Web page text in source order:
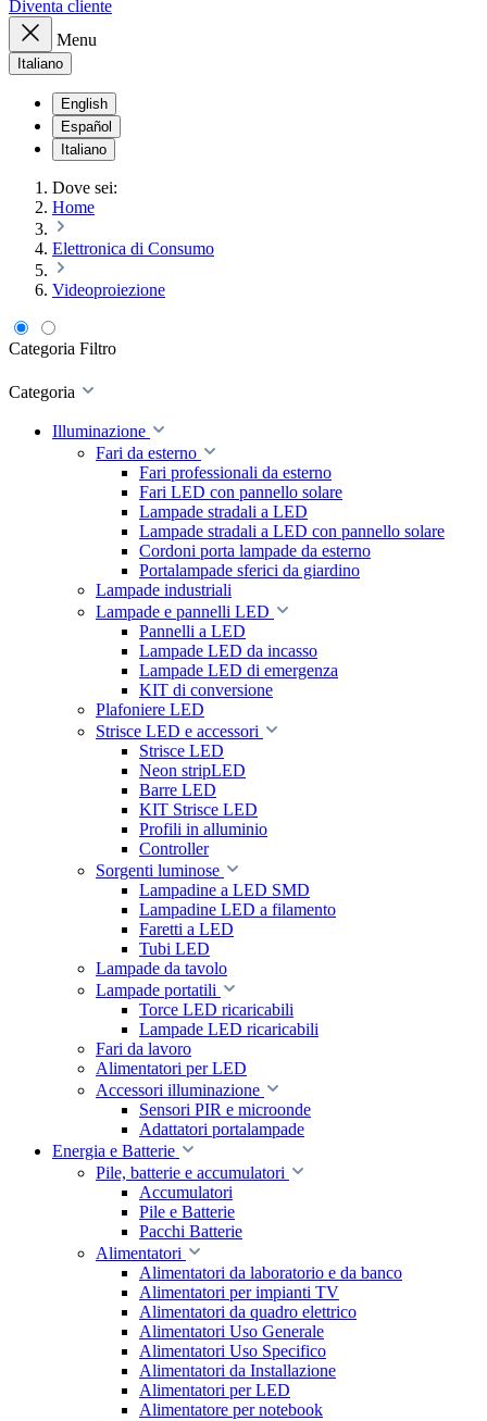
Diventa cliente
Menu
Italiano
English
Español
Italiano
Dove sei:
Home
Elettronica di Consumo
Videoproiezione
Categoria Filtro
Categoria
Illuminazione
Fari da esterno
Fari professionali da esterno
Fari LED con pannello solare
Lampade stradali a LED
Lampade stradali a LED con pannello solare
Cordoni porta lampade da esterno
Portalampade sferici da giardino
Lampade industriali
Lampade e pannelli LED
Pannelli a LED
Lampade LED da incasso
Lampade LED di emergenza
KIT di conversione
Plafoniere LED
Strisce LED e accessori
Strisce LED
Neon stripLED
Barre LED
KIT Strisce LED
Profili in alluminio
Controller
Sorgenti luminose
Lampadine a LED SMD
Lampadine LED a filamento
Faretti a LED
Tubi LED
Lampade da tavolo
Lampade portatili
Torce LED ricaricabili
Lampade LED ricaricabili
Fari da lavoro
Alimentatori per LED
Accessori illuminazione
Sensori PIR e microonde
Adattatori portalampade
Energia e Batterie
Pile, batterie e accumulatori
Accumulatori
Pile e Batterie
Pacchi Batterie
Alimentatori
Alimentatori da laboratorio e da banco
Alimentatori per impianti TV
Alimentatori da quadro elettrico
Alimentatori Uso Generale
Alimentatori Uso Specifico
Alimentatori da Installazione
Alimentatori per LED
Alimentatore per notebook